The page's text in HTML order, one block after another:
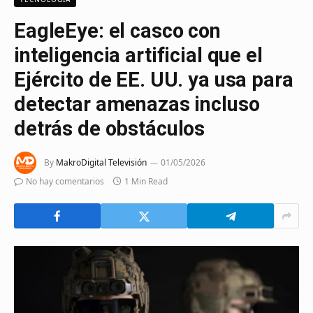
EagleEye: el casco con
inteligencia artificial que el
Ejército de EE. UU. ya usa para
detectar amenazas incluso
detrás de obstáculos
By MakroDigital Televisión
01/05/2026
No hay comentarios
1 Min Read